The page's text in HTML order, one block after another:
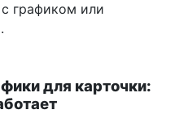
графиком или
для карточки: